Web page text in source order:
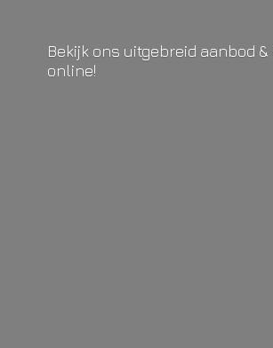
Bekijk ons uitgebreid aanbod
online!